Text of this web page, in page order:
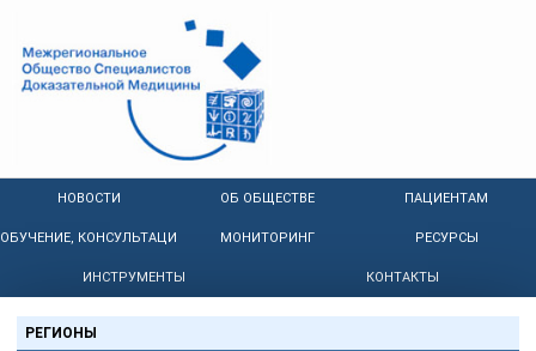
НОВОСТИ ОБ ОБЩЕСТВЕ ПАЦИЕНТАМ
ОБУЧЕНИЕ, КОНСУЛЬТАЦИИ МОНИТОРИНГ РЕСУРСЫ
ИНСТРУМЕНТЫ КОНТАКТЫ
РЕГИОНЫ